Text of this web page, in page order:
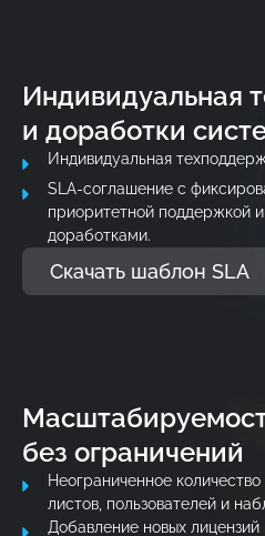
Индивидуальная
и доработки
Индивидуальная
SLA-соглашение с
приоритетной поддержкой
доработками.
Скачать шаблон SLA
без ограничений
Неограниченное
листов, пользователей и
Добавление новых